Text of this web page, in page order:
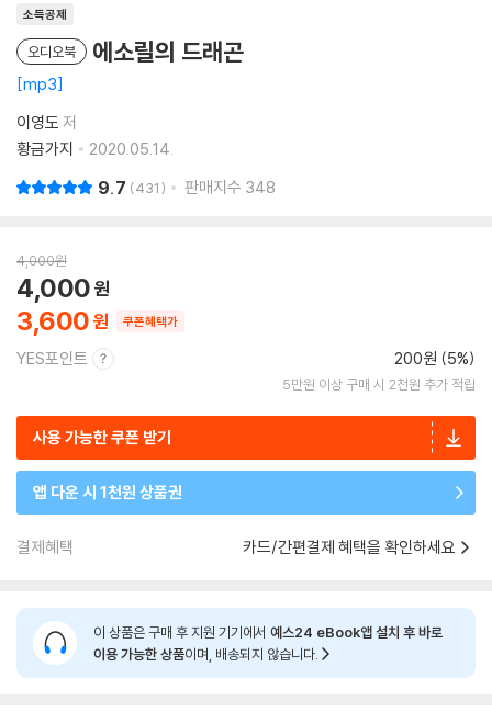
소득공제
오디오북 에소릴의 드래곤
mp3
이영도 저
황금가지
2020.05.14.
9.7 431 판매지수 348
4,000원
3,600
4,000
쿠폰혜택가
YES포인트 200원 (5%)
5만원 이상 구매 시 2천원 추가 적립
사용 가능한 쿠폰 받기
앱 다운 시 1천원 상품권
결제혜택 카드/간편결제 혜택을 확인하세요
이 상품은 구매 후 지원 기기에서 예스24 eBook앱 설치 후 바로
이용 가능한 상품이며, 배송되지 않습니다.